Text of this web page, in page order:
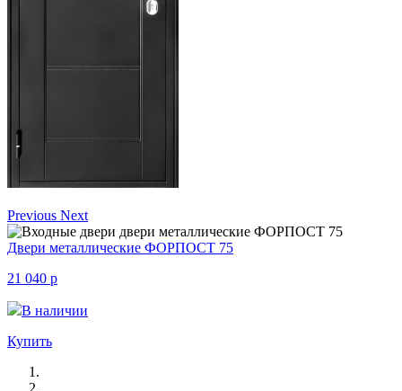
Previous Next
Двери металлические ФОРПОСТ 75
21 040 p
В наличии
Купить